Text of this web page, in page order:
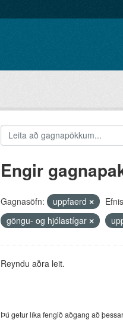
Engir
Gagnasöfn: uppfaerd
göngu- og hjólastígar
Reyndu aðra leit.
Þú getur líka fengið aðgang að